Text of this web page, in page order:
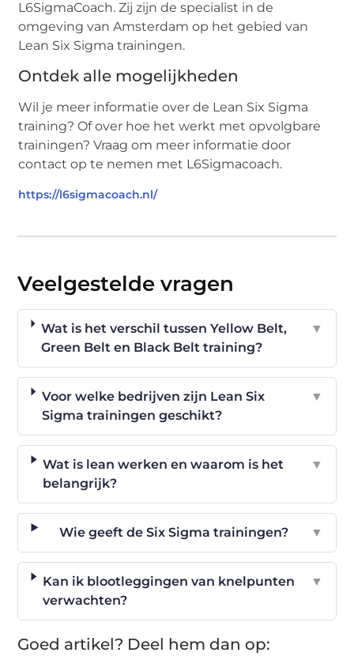
L6SigmaCoach. Zij zijn de specialist in de
omgeving van Amsterdam op het gebied van
Lean Six Sigma trainingen.
Ontdek alle mogelijkheden
Wil je meer informatie over de Lean Six Sigma
training? Of over hoe het werkt met opvolgbare
trainingen? Vraag om meer informatie door
contact op te nemen met L6Sigmacoach.
https://l6sigmacoach.nl/
Veelgestelde vragen
Wat is het verschil tussen Yellow Belt,
Green Belt en Black Belt training?
▼
Voor welke bedrijven zijn Lean Six
Sigma trainingen geschikt?
▼
Wat is lean werken en waarom is het
belangrijk?
▼
Wie geeft de Six Sigma trainingen? ▼
Kan ik blootleggingen van knelpunten
verwachten?
▼
Goed artikel? Deel hem dan op: